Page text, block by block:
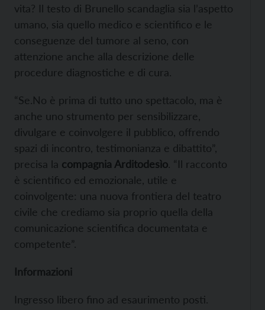
vita? Il testo di Brunello scandaglia sia l’aspetto
umano, sia quello medico e scientifico e le
conseguenze del tumore al seno, con
attenzione anche alla descrizione delle
procedure diagnostiche e di cura.
“Se.No è prima di tutto uno spettacolo, ma è
anche uno strumento per sensibilizzare,
divulgare e coinvolgere il pubblico, offrendo
spazi di incontro, testimonianza e dibattito”,
precisa la compagnia Arditodesìo. “Il racconto
è scientifico ed emozionale, utile e
coinvolgente: una nuova frontiera del teatro
civile che crediamo sia proprio quella della
comunicazione scientifica documentata e
competente”.
Informazioni
Ingresso libero fino ad esaurimento posti.